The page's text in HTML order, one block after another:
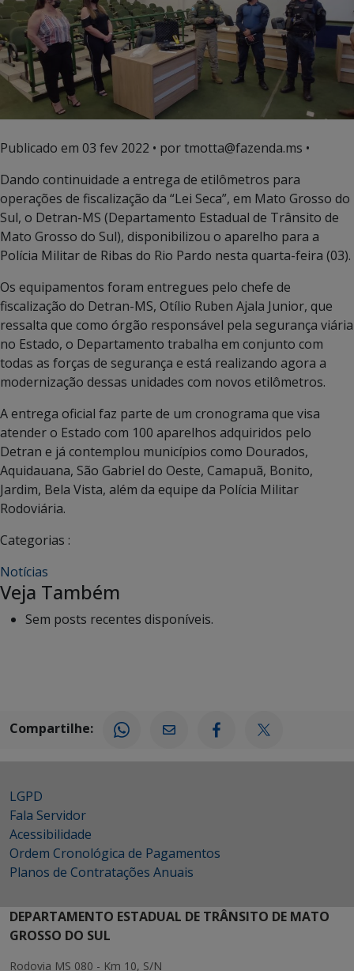
Publicado em 03 fev 2022 • por tmotta@fazenda.ms •
Dando continuidade a entrega de etilômetros para
operações de fiscalização da “Lei Seca”, em Mato Grosso do
Sul, o Detran-MS (Departamento Estadual de Trânsito de
Mato Grosso do Sul), disponibilizou o aparelho para a
Polícia Militar de Ribas do Rio Pardo nesta quarta-feira (03).
Os equipamentos foram entregues pelo chefe de
fiscalização do Detran-MS, Otílio Ruben Ajala Junior, que
ressalta que como órgão responsável pela segurança viária
no Estado, o Departamento trabalha em conjunto com
todas as forças de segurança e está realizando agora a
modernização dessas unidades com novos etilômetros.
A entrega oficial faz parte de um cronograma que visa
atender o Estado com 100 aparelhos adquiridos pelo
Detran e já contemplou municípios como Dourados,
Aquidauana, São Gabriel do Oeste, Camapuã, Bonito,
Jardim, Bela Vista, além da equipe da Polícia Militar
Rodoviária.
Categorias :
Notícias
Veja Também
Sem posts recentes disponíveis.
Compartilhe:
LGPD
Fala Servidor
Acessibilidade
Ordem Cronológica de Pagamentos
Planos de Contratações Anuais
DEPARTAMENTO ESTADUAL DE TRÂNSITO DE MATO
GROSSO DO SUL
Rodovia MS 080 - Km 10, S/N